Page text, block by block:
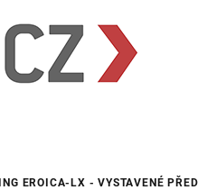
EROICA-LX - VYSTAVENÉ